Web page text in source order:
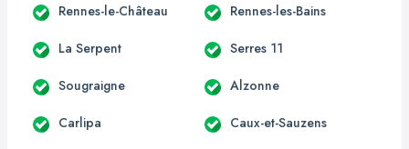
Rennes-le-Château Rennes-les-Bains
La Serpent Serres 11
Sougraigne Alzonne
Carlipa Caux-et-Sauzens